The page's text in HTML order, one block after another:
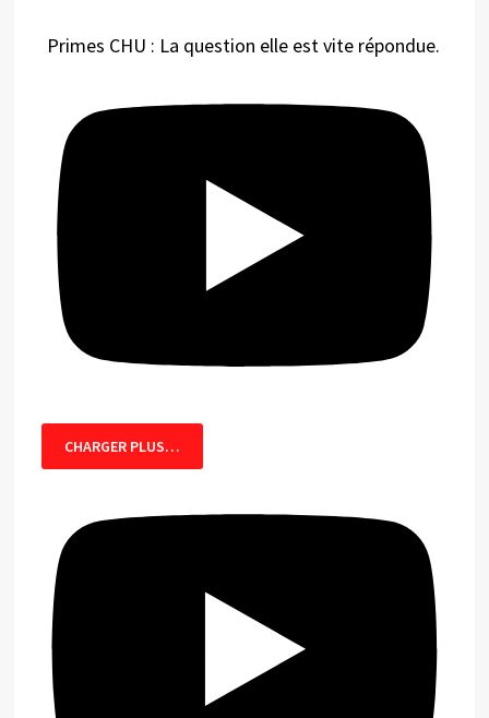
Primes CHU : La question elle est vite répondue.
CHARGER PLUS…